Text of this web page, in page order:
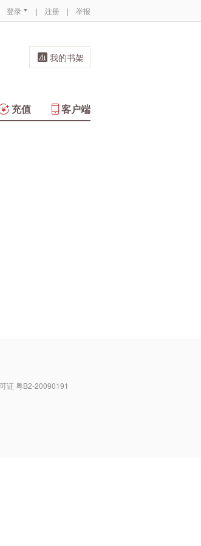
登录 | 注册 | 举报
我的书架
客户端
充值
证 粤B2-20090191